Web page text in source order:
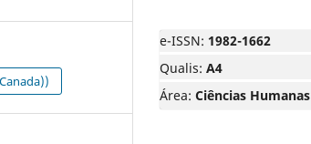
e-ISSN: 1982-1662
Qualis: A4
Área: Ciências Humanas